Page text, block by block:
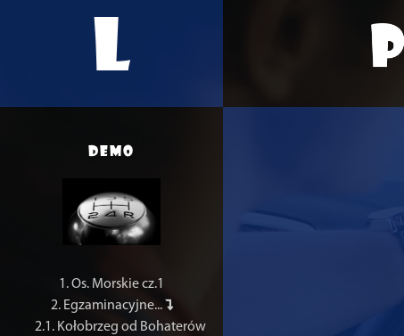
L
demo
1. Os. Morskie cz.1
2. Egzaminacyjne...
2.1. Kołobrzeg od Bohaterów